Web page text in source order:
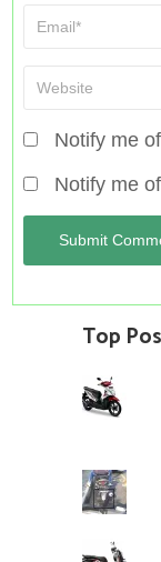
Notify me
Notify me
Top